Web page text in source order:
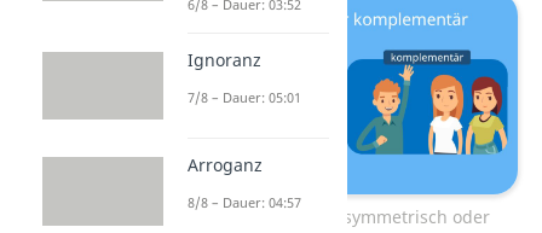
Kommunikation ist symmetrisch oder
6/8 – Dauer: 03:52
Ignoranz
7/8 – Dauer: 05:01
Arroganz
8/8 – Dauer: 04:57